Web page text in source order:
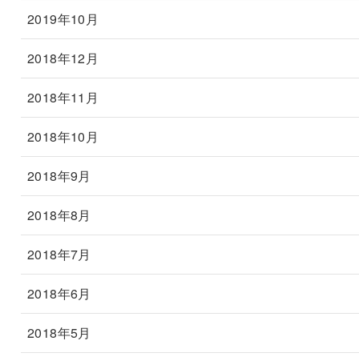
2019年10月
2018年12月
2018年11月
2018年10月
2018年9月
2018年8月
2018年7月
2018年6月
2018年5月